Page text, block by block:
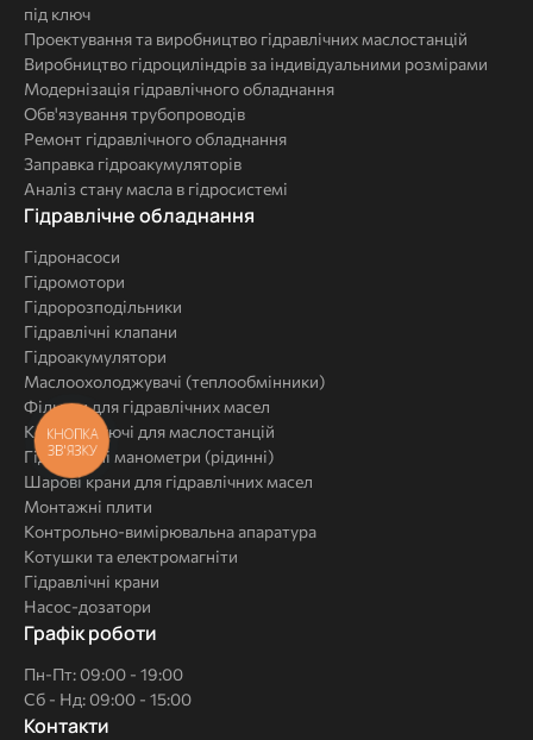
під ключ
Проектування та виробництво гідравлічних маслостанцій
Виробництво гідроциліндрів за індивідуальними розмірами
Модернізація гідравлічного обладнання
Обв'язування трубопроводів
Ремонт гідравлічного обладнання
Заправка гідроакумуляторів
Аналіз стану масла в гідросистемі
Комплексні
Гідравлічне обладнання
Гідронасоси
Гідромотори
Гідророзподільники
Гідравлічні клапани
Гідроакумулятори
Маслоохолоджувачі (теплообмінники)
Фільтри для гідравлічних масел
Комплектуючі для маслостанцій
Гідравлічні манометри (рідинні)
Шарові крани для гідравлічних масел
Монтажні плити
Контрольно-вимірювальна апаратура
Котушки та електромагніти
Гідравлічні крани
Насос-дозатори
Графік роботи
Пн-Пт: 09:00 - 19:00
Сб - Нд: 09:00 - 15:00
Контакти
КНОПКА
ЗВ'ЯЗКУ